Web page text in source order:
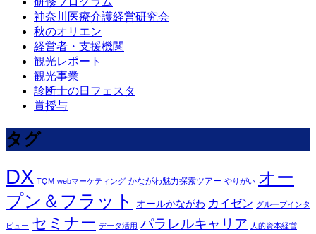
神奈川医療介護経営研究会
秋のオリエン
経営者・支援機関
観光レポート
観光事業
診断士の日フェスタ
賞授与
タグ
DX TQM webマーケティング かながわ魅力探索ツアー やりがい オー
プン＆フラット
オールかながわ カイゼン グループインタ
ビュー セミナー データ活用 パラレルキャリア 人的資本経営